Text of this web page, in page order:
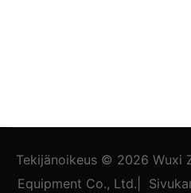
Tekijänoikeus © 2026 Wuxi
Equipment Co., Ltd.